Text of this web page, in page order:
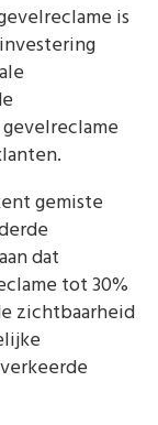
is
gemiste
dat
tot 30%
zichtbaarheid